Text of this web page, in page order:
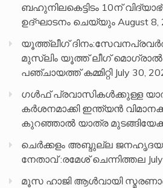
ബഹുനിലകെട്ടിടം 10ന്
ഉദ്ഘാടനം ചെയ്യും August 8,
യൂത്ത്ലീഗ്
മുസ്ലിം യൂത്ത് ലീഗ്
പഞ്ചായത്ത് കമ്മിറ്റി July 30,
ഗൾഫ് പ്രവാസികൾക്കുള്ള
കർശനമാക്കി ഇന്ത്യൻ
കുറഞ്ഞാൽ യാത്ര
ചെർക്കളം അബ്ദുല്ല
നേതാവ് :രമേശ് ചെന്നിത്തല
മൂസ ഹാജി ആൾവായി